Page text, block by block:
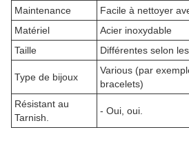
Maintenance
Facile à nettoyer
Matériel
Acier inoxydable
Taille
Différentes selon
Type de bijoux
Various (par
bracelets)
Résistant au
Tarnish.
- Oui, oui.